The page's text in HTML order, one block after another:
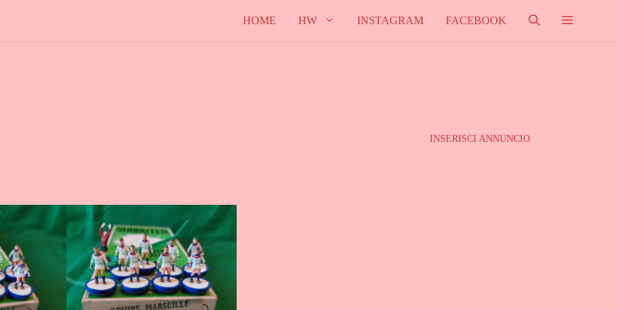
HOME HW INSTAGRAM FACEBOOK
INSERISCI ANNUNCIO